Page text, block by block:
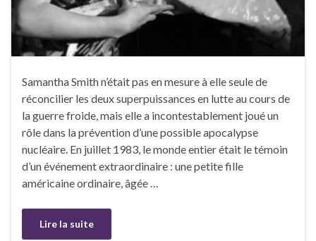
Samantha Smith n’était pas en mesure à elle seule de
réconcilier les deux superpuissances en lutte au cours de
la guerre froide, mais elle a incontestablement joué un
rôle dans la prévention d’une possible apocalypse
nucléaire. En juillet 1983, le monde entier était le témoin
d’un événement extraordinaire : une petite fille
américaine ordinaire, âgée …
Lire la suite